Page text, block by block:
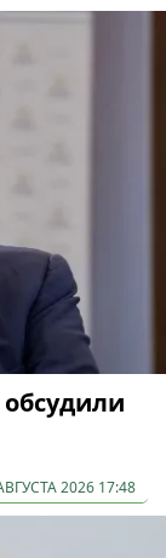
2026 17:48